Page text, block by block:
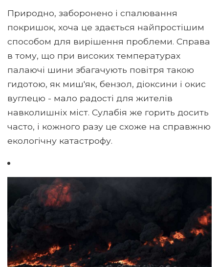
Природно, заборонено і спалювання
покришок, хоча це здається найпростішим
способом для вирішення проблеми. Справа
в тому, що при високих температурах
палаючі шини збагачують повітря такою
гидотою, як миш'як, бензол, діоксини і окис
вуглецю - мало радості для жителів
навколишніх міст. Сулабія же горить досить
часто, і кожного разу це схоже на справжню
екологічну катастрофу.